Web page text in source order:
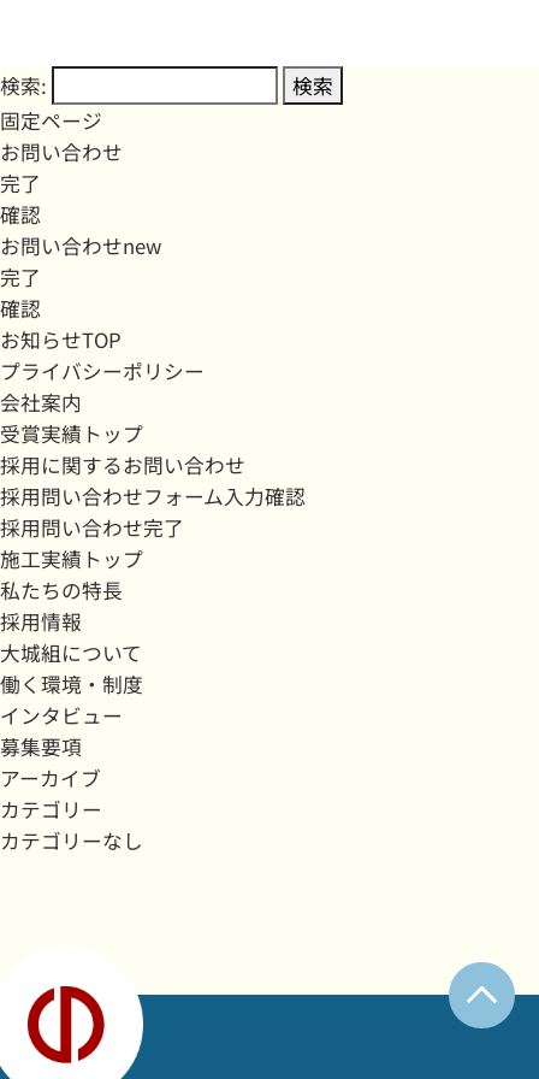
検索:
固定ページ
お問い合わせ
完了
確認
お問い合わせnew
完了
確認
お知らせTOP
プライバシーポリシー
会社案内
受賞実績トップ
採用に関するお問い合わせ
採用問い合わせフォーム入力確認
採用問い合わせ完了
施工実績トップ
私たちの特長
採用情報
大城組について
働く環境・制度
インタビュー
募集要項
アーカイブ
カテゴリー
カテゴリーなし